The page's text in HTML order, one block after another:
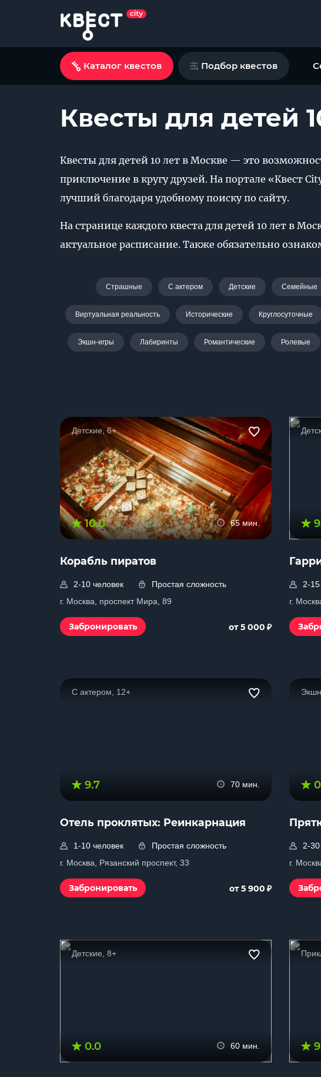
Каталог квестов Подбор квестов
Квесты для детей
Квесты для детей 10 лет в Москве — это
приключение в кругу друзей. На портале «Квест
лучший благодаря удобному поиску по сайту.
На странице каждого квеста для детей 10 лет в
актуальное расписание. Также обязательно
Страшные С актером Детские Семейные
Виртуальная реальность Исторические Круглосуточные
Экшн-игры Лабиринты Романтические Ролевые
Детские, 6+
10.0 65 мин.
Корабль пиратов
2-10 человек
Простая сложность
г. Москва, проспект Мира, 89
Забронировать от 5 000 ₽
2-
г.
С актером, 12+
9.7 70 мин.
Отель проклятых: Реинкарнация
1-10 человек
Простая сложность
г. Москва, Рязанский проспект, 33
Забронировать от 5 900 ₽
2-
г.
Детские, 8+
0.0 60 мин.